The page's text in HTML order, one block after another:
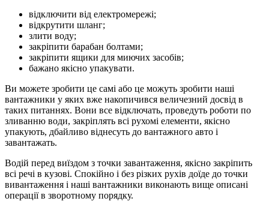
відключити від електромережі;
відкрутити шланг;
злити воду;
закріпити барабан болтами;
закріпити ящики для миючих засобів;
бажано якісно упакувати.
Ви можете зробити це самі або це можуть зробити наші
вантажники у яких вже накопичився величезний досвід в
таких питаннях. Вони все відключать, проведуть роботи по
зливанню води, закріплять всі рухомі елементи, якісно
упакують, дбайливо віднесуть до вантажного авто і
завантажать.
Водій перед виїздом з точки завантаження, якісно закріпить
всі речі в кузові. Спокійно і без різких рухів доїде до точки
вивантаження і наші вантажники виконають вище описані
операції в зворотному порядку.